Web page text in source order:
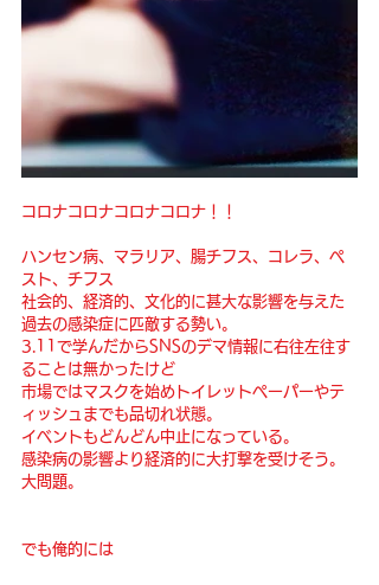
コロナコロナコロナコロナ！！
ハンセン病、マラリア、腸チフス、コレラ、ペ
スト、チフス
社会的、経済的、文化的に甚大な影響を与えた
過去の感染症に匹敵する勢い。
3.11で学んだからSNSのデマ情報に右往左往す
ることは無かったけど
市場ではマスクを始めトイレットペーパーやテ
ィッシュまでも品切れ状態。
イベントもどんどん中止になっている。
感染病の影響より経済的に大打撃を受けそう。
大問題。
でも俺的には